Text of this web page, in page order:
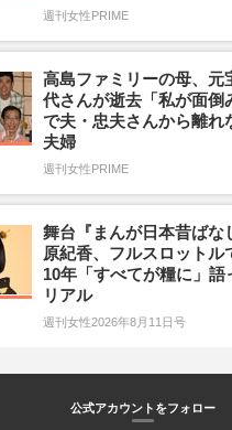
週刊女性PRIME
高島ファミリーの母、元
代さんが逝去「私が面倒
で夫・忠夫さんから離れ
夫婦
週刊女性PRIME
舞台『まんが日本昔ばな
原紀香、フルスロットル
10年「すべてが糧に」語
リアル
週刊女性2026年8月11日号
公式アカウントをフォロー